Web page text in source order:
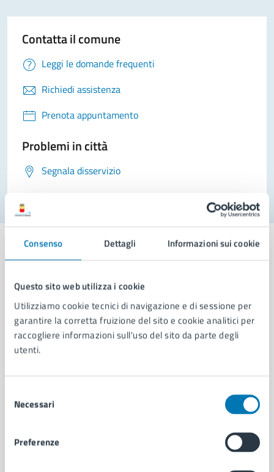
Consenso Dettagli Informazioni sui cookie
Questo sito web utilizza i cookie
Utilizziamo cookie tecnici di navigazione e di sessione per
garantire la corretta fruizione del sito e cookie analitici per
raccogliere informazioni sull'uso del sito da parte degli
utenti.
delNecessari
Preferenze
Contatta il comune
Leggi le domande frequenti
Richiedi assistenza
Prenota appuntamento
Problemi in città
Segnala disservizio
Comune di Napoli
AMMINISTRAZIONE
Aree amministrative
Enti e fondazioni
Documenti e dati